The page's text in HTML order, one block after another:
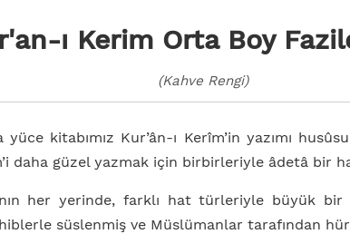
ı Kerim Orta Boy
(Kahve Rengi)
yüce kitabımız Kur’ân-ı Kerîm’in yazımı
daha güzel yazmak için birbirleriyle âdetâ bir
her yerinde, farklı hat türleriyle büyük bir
süslenmiş ve Müslümanlar tarafından